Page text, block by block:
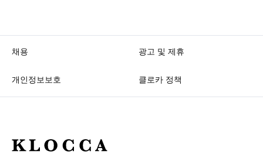
채용 광고 및 제휴
개인정보보호 클로카 정책
K